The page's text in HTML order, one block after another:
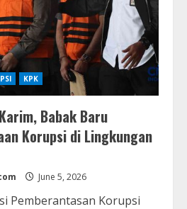
KPK
Babak Baru
Korupsi di Lingkungan
June 5, 2026
Pemberantasan Korupsi